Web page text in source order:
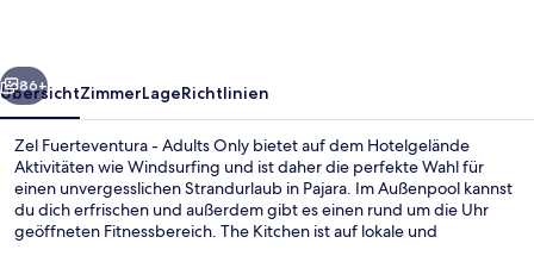
Weiter
86+
ÜbersichtZimmerLageRichtlinien
Zel Fuerteventura - Adults Only bietet auf dem Hotelgelände
Aktivitäten wie Windsurfing und ist daher die perfekte Wahl für
einen unvergesslichen Strandurlaub in Pajara. Im Außenpool kannst
du dich erfrischen und außerdem gibt es einen rund um die Uhr
geöffneten Fitnessbereich. The Kitchen ist auf lokale und